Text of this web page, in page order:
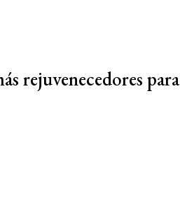
rejuvenecedores para